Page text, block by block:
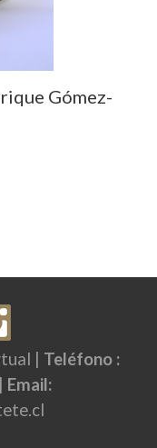
Gómez-
| Teléfono :
Email: